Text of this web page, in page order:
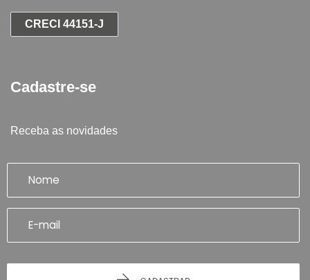
CRECI 44151-J
Cadastre-se
Receba as novidades